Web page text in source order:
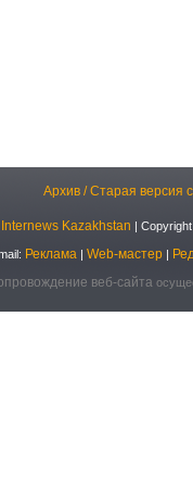
Архив / Старая версия
Internews Kazakhstan |
Реклама | Web-мастер |
веб-сайта